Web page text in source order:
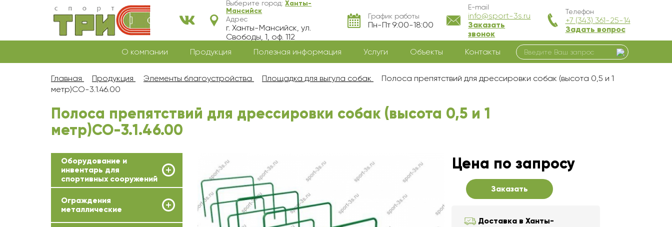
Выберите город:Ханты-
Мансийск
Адрес
г. Ханты-Мансийск, ул.
Свободы, 1, оф. 112
График работы
Пн-Пт 9:00-18:00
E-mail
info@sport-3s.ru
Заказать
звонок
Телефон
+7 (343) 361-25-14
Задать вопрос
О компании Продукция Полезная информация Услуги Объекты Контакты
Главная Продукция Элементы благоустройства Площадка для выгула собак
Полоса препятствий для дрессировки собак (высота 0,5 и 1
метр)СО-3.1.46.00
Полоса препятствий для дрессировки собак (высота 0,5 и 1
метр)СО-3.1.46.00
Оборудование и
инвентарь для
спортивных сооружений
Ограждения
металлические
Цена по запросу
Заказать
Доставка в Ханты-